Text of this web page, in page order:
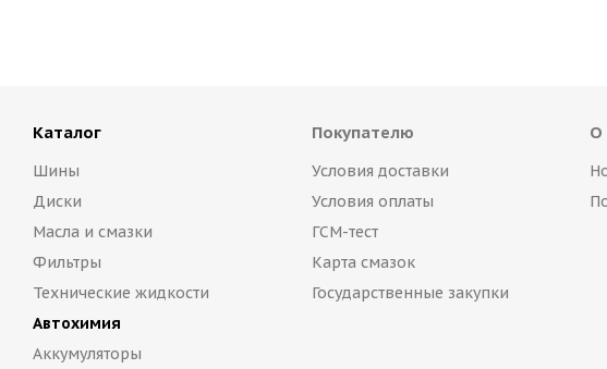
Каталог
Шины
Диски
Масла и смазки
Фильтры
Технические жидкости
Автохимия
Аккумуляторы
Покупателю
Условия доставки
Условия оплаты
ГСМ-тест
Карта смазок
Государственные закупки
О